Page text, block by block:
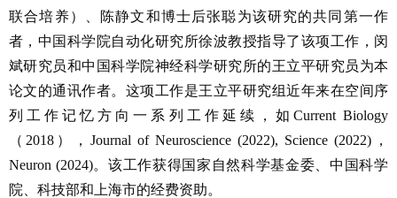
联合培养）、陈静文和博士后张聪为该研究的共同第一作
者，中国科学院自动化研究所徐波教授指导了该项工作，闵
斌研究员和中国科学院神经科学研究所的王立平研究员为本
论文的通讯作者。这项工作是王立平研究组近年来在空间序
列工作记忆方向一系列工作延续，如 Current Biology
（2018），Journal of Neuroscience (2022), Science (2022)，
Neuron (2024)。该工作获得国家自然科学基金委、中国科学
院、科技部和上海市的经费资助。